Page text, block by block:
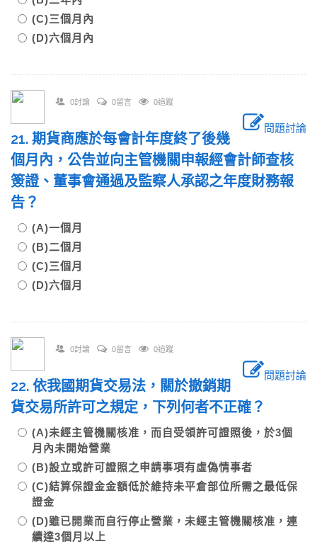
(C)三個月內
(D)六個月內
0討論 0留言 0追蹤
問題討論
21. 期貨商應於每會計年度終了後幾
個月內，公告並向主管機關申報經會計師查核
簽證、董事會通過及監察人承認之年度財務報
告？
(A)一個月
(B)二個月
(C)三個月
(D)六個月
0討論 0留言 0追蹤
問題討論
22. 依我國期貨交易法，關於撤銷期
貨交易所許可之規定，下列何者不正確？
(A)未經主管機關核准，而自受領許可證照後，於3個
月內未開始營業
(B)設立或許可證照之申請事項有虛偽情事者
(C)結算保證金金額低於維持未平倉部位所需之最低保
證金
(D)雖已開業而自行停止營業，未經主管機關核准，連
續達3個月以上